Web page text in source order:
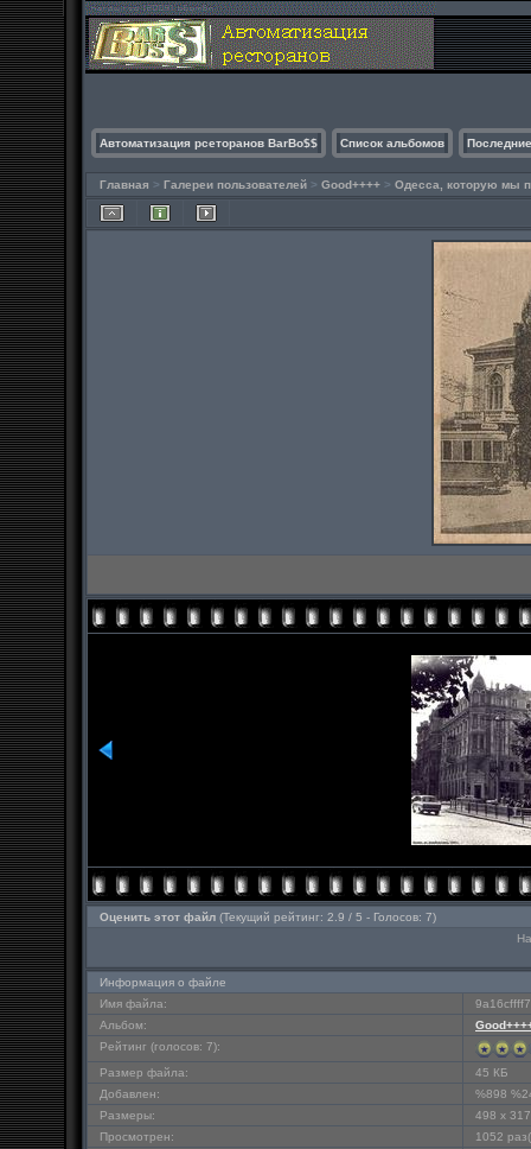
Автоматизация рсеторанов BarBo$$ Список альбомов
Главная > Галереи пользователей > Good++++ > Одесса, которую мы
Оценить этот файл (Текущий рейтинг: 2.9 / 5 - Голосов: 7)
Информация о файле
Имя файла:
Альбом:
Рейтинг (голосов: 7):
Размер файла:
45 КБ
Добавлен:
%898
Размеры:
498 x
Просмотрен:
1052